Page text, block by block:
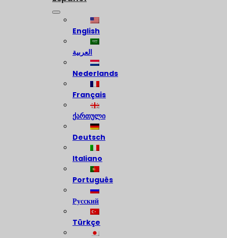
English
العربية
Nederlands
Français
ქართული
Deutsch
Italiano
Português
Русский
Türkçe